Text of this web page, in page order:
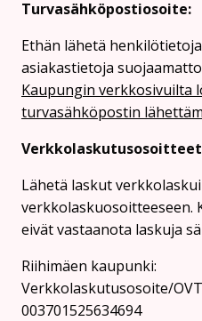
Turvasähköpostiosoite:
Ethän lähetä
asiakastietoja
Kaupungin verkkosivuilta
turvasähköpostin
Lähetä laskut
verkkolaskuosoitteeseen.
eivät vastaanota laskuja
Riihimäen kaupunki:
Verkkolaskutusosoite/
003701525634694